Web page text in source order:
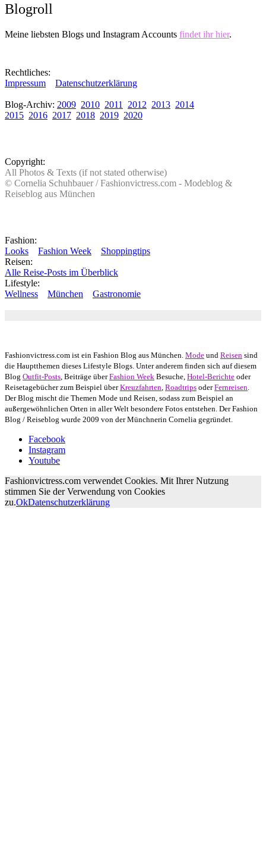
Blogroll
Meine liebsten Blogs und Instagram Accounts findet ihr hier.
Rechtliches:
Impressum
Datenschutzerklärung
Blog-Archiv: 2009 2010 2011 2012 2013 2014
2015 2016 2017 2018 2019 2020
Copyright:
All Photos & Texts (if not stated otherwise)
© Cornelia Schuhbauer / Fashionvictress.com - Modeblog &
Reiseblog aus München
Fashion:
Looks
Fashion Week
Shoppingtips
Reisen:
Alle Reise-Posts im Überblick
Lifestyle:
Wellness
München Gastronomie
Fashionvictress.com ist ein Fashion Blog aus München. Mode und Reisen sind
die Hauptthemen dieses Lifestyle Blogs. Unter anderem finden sich auf diesem
Blog Outfit-Posts , Beiträge überFashion Week Besuche, Hotel-Berichte oder
Reisetagebücher zum Beispiel überKreuzfahrten Roadtrips oderFernreisen
Der Blog mischt die Themen Mode und Reisen, sodass zum Beispiel an
außergewöhnlichen Orten in aller Welt besondere Fotos entstehen. Der Fashion
Blog / Reiseblog wurde 2009 von der Münchnerin Cornelia gegründet.
Facebook
Instagram
Youtube
Fashionvictress.com verwendet Cookies. Mit Ihrer Nutzung
stimmen Sie der Verwendung von Cookies
zu.OkDatenschutzerklärung